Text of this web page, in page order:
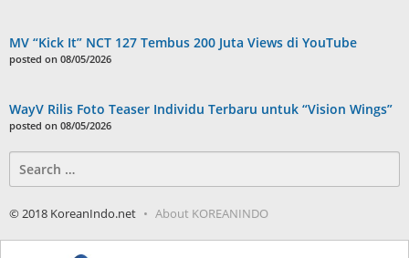
MV “Kick It” NCT 127 Tembus 200 Juta Views di YouTube
posted on 08/05/2026
WayV Rilis Foto Teaser Individu Terbaru untuk “Vision Wings”
posted on 08/05/2026
for:
© 2018 KoreanIndo.net About KOREANINDO